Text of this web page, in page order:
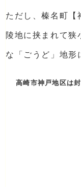
ただし、榛名町【
陵地に挟まれて狭
な「ごうど」地形
高崎市神戸地区は